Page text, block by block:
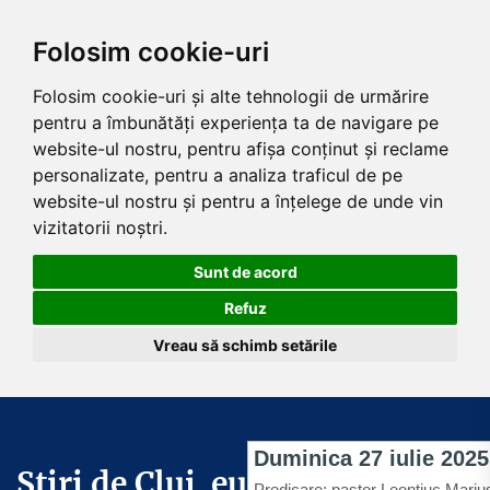
Folosim cookie-uri
Folosim cookie-uri și alte tehnologii de urmărire
pentru a îmbunătăți experiența ta de navigare pe
website-ul nostru, pentru afișa conținut și reclame
personalizate, pentru a analiza traficul de pe
website-ul nostru și pentru a înțelege de unde vin
vizitatorii noștri.
Sunt de acord
Refuz
Vreau să schimb setările